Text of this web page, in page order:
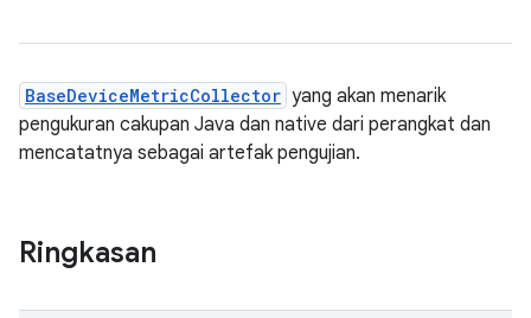
BaseDeviceMetricCollector yang akan menarik
pengukuran cakupan Java dan native dari perangkat dan
mencatatnya sebagai artefak pengujian.
Ringkasan